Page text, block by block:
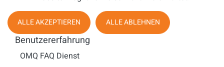
# # #
Aspect, Unified IP und Aspect Software sind Warenzeichen
ALLE AKZEPTIEREN ALLE ABLEHNEN
Benutzererfahrung
OMQ FAQ Dienst